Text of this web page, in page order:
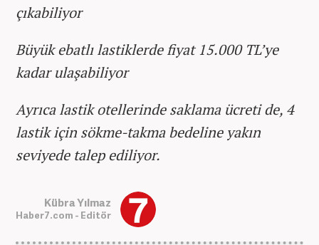
çıkabiliyor
Büyük ebatlı lastiklerde fiyat 15.000 TL’ye
kadar ulaşabiliyor
Ayrıca lastik otellerinde saklama ücreti de, 4
lastik için sökme-takma bedeline yakın
seviyede talep ediliyor.
Kübra Yılmaz
Haber7.com - Editör